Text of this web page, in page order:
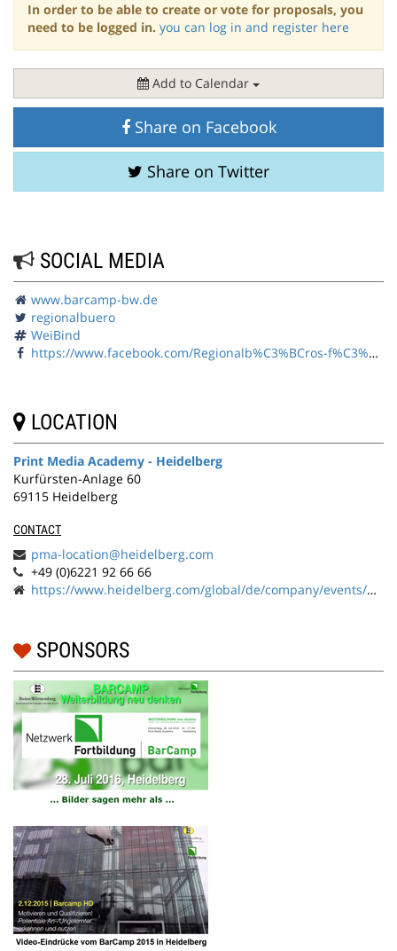
In order to be able to create or vote for proposals, you
need to be logged in. you can log in and register here
Add to Calendar
Share on Facebook
Share on Twitter
SOCIAL MEDIA
www.barcamp-bw.de
regionalbuero
WeiBind
https://www.facebook.com/Regionalb%C3%BCros-f%C3%BCr-berufliche-Fortbildung-889291477789205/
LOCATION
Print Media Academy - Heidelberg
Kurfürsten-Anlage 60
69115 Heidelberg
CONTACT
pma-location@heidelberg.com
+49 (0)6221 92 66 66
https://www.heidelberg.com/global/de/company/events/print_media_academy/print_media_academy_1/print_media_academy_1.jsp
SPONSORS